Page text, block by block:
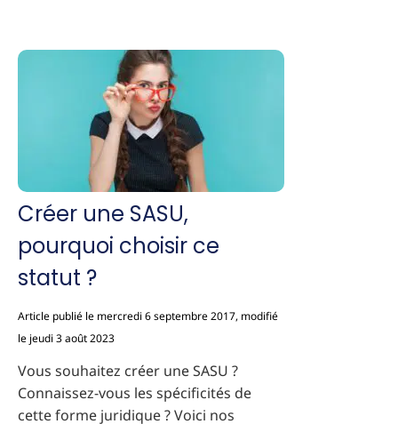
Créer une SASU,
pourquoi choisir ce
statut ?
Article publié le mercredi 6 septembre 2017, modifié
le jeudi 3 août 2023
Vous souhaitez créer une SASU ?
Connaissez-vous les spécificités de
cette forme juridique ? Voici nos